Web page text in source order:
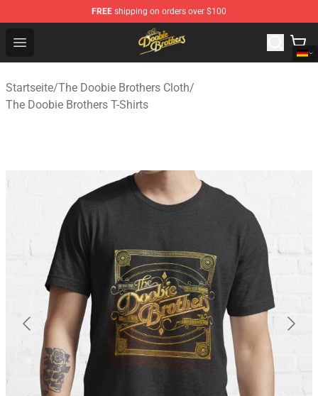
FREE shipping on orders over $100
Open menu
The Doobie Brothers Store - Official The Doobie
Startseite/The Doobie Brothers Cloth/
The Doobie Brothers T-Shirts